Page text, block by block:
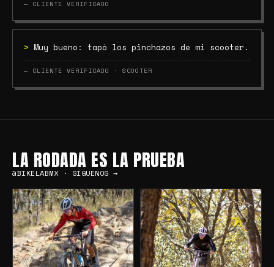
— CLIENTE VERIFICADO
> Muy bueno: tapó los pinchazos de mi scooter.
— CLIENTE VERIFICADO · SCOOTER
LA RODADA ES LA PRUEBA
@BIKELABMX · SÍGUENOS →